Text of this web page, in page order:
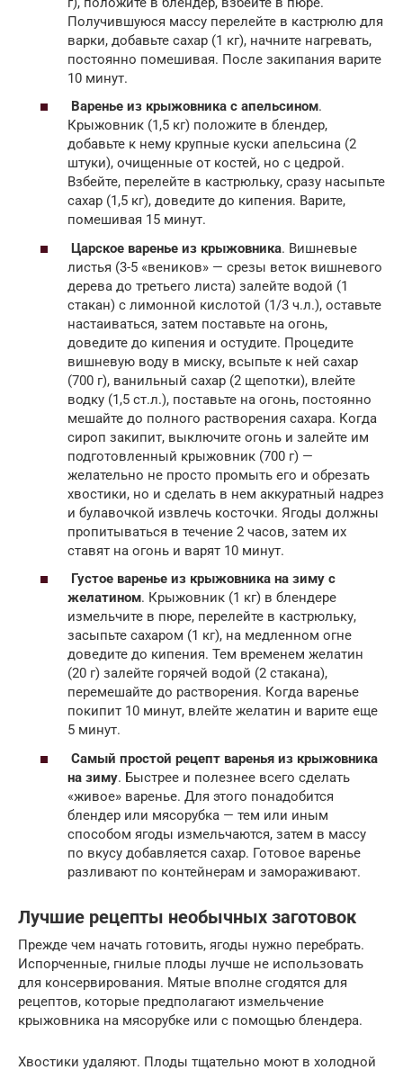
Получившуюся массу перелейте в кастрюлю для
варки, добавьте сахар (1 кг), начните нагревать,
постоянно помешивая. После закипания варите
10 минут.
Варенье из крыжовника с апельсином.
Крыжовник (1,5 кг) положите в блендер,
добавьте к нему крупные куски апельсина (2
штуки), очищенные от костей, но с цедрой.
Взбейте, перелейте в кастрюльку, сразу насыпьте
сахар (1,5 кг), доведите до кипения. Варите,
помешивая 15 минут.
Царское варенье из крыжовника. Вишневые
листья (3-5 «веников» — срезы веток вишневого
дерева до третьего листа) залейте водой (1
стакан) с лимонной кислотой (1/3 ч.л.), оставьте
настаиваться, затем поставьте на огонь,
доведите до кипения и остудите. Процедите
вишневую воду в миску, всыпьте к ней сахар
(700 г), ванильный сахар (2 щепотки), влейте
водку (1,5 ст.л.), поставьте на огонь, постоянно
мешайте до полного растворения сахара. Когда
сироп закипит, выключите огонь и залейте им
подготовленный крыжовник (700 г) —
желательно не просто промыть его и обрезать
хвостики, но и сделать в нем аккуратный надрез
и булавочкой извлечь косточки. Ягоды должны
пропитываться в течение 2 часов, затем их
ставят на огонь и варят 10 минут.
Густое варенье из крыжовника на зиму с
желатином. Крыжовник (1 кг) в блендере
измельчите в пюре, перелейте в кастрюльку,
засыпьте сахаром (1 кг), на медленном огне
доведите до кипения. Тем временем желатин
(20 г) залейте горячей водой (2 стакана),
перемешайте до растворения. Когда варенье
покипит 10 минут, влейте желатин и варите еще
5 минут.
Самый простой рецепт варенья из крыжовника
на зиму. Быстрее и полезнее всего сделать
«живое» варенье. Для этого понадобится
блендер или мясорубка — тем или иным
способом ягоды измельчаются, затем в массу
по вкусу добавляется сахар. Готовое варенье
разливают по контейнерам и замораживают.
Лучшие рецепты необычных заготовок
Прежде чем начать готовить, ягоды нужно перебрать.
Испорченные, гнилые плоды лучше не использовать
для консервирования. Мятые вполне сгодятся для
рецептов, которые предполагают измельчение
крыжовника на мясорубке или с помощью блендера.
Хвостики удаляют. Плоды тщательно моют в холодной